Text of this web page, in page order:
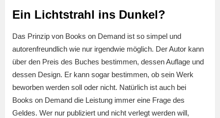
Ein Lichtstrahl ins Dunkel?
Das Prinzip von Books on Demand ist so simpel und
autorenfreundlich wie nur irgendwie möglich. Der Autor kann
über den Preis des Buches bestimmen, dessen Auflage und
dessen Design. Er kann sogar bestimmen, ob sein Werk
beworben werden soll oder nicht. Natürlich ist auch bei
Books on Demand die Leistung immer eine Frage des
Geldes. Wer nur publiziert und nicht verlegt werden will,